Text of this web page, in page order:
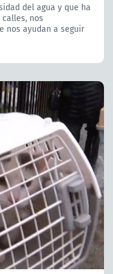
del agua y que ha
nos
nos ayudan a seguir